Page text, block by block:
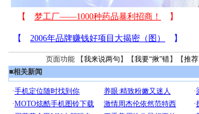
页面功能 【我来说两句 】【我要“揪”错】【推荐
■相关新闻